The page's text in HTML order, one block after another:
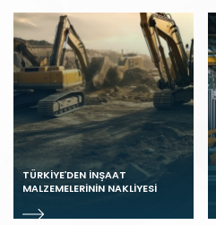
TÜRKIYE’DEN İNŞAAT
MALZEMELERININ NAKLIYESI